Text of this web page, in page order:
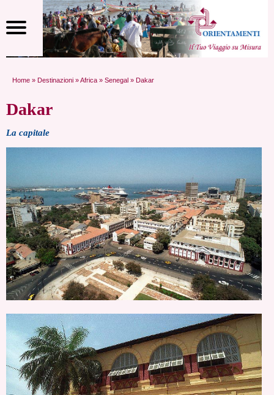
Home » Destinazioni »Africa » Senegal » Dakar
Dakar
La capitale